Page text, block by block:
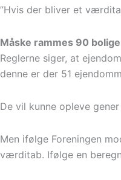
”Hvis der bliver et
Måske rammes 90
Reglerne siger, at
denne er der 51
De vil kunne opleve
Men ifølge Foreningen
værditab. Ifølge en